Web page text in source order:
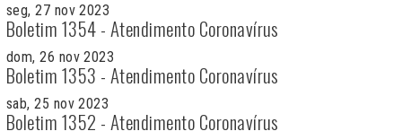
seg, 27 nov 2023
Boletim 1354 - Atendimento Coronavírus
dom, 26 nov 2023
Boletim 1353 - Atendimento Coronavírus
sab, 25 nov 2023
Boletim 1352 - Atendimento Coronavírus